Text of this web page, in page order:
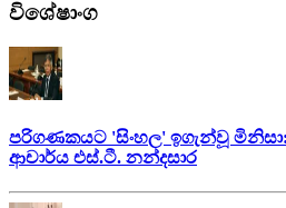
විශේෂාංග
පරිගණකයට 'සිංහල' ඉගැන්වූ
ආචාර්ය එස්.ටී. නන්දසාර